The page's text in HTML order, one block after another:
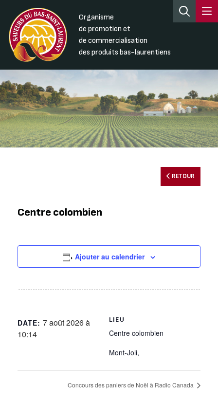
Organisme
de promotion et
de commercialisation
des produits bas-laurentiens
RETOUR
Centre colombien
Ajouter au calendrier
DATE:7 août 2026 à
10:14
LIEU
Centre colombien
Mont-Joli,
Concours des paniers de Noël à Radio Canada